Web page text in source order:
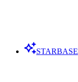
STARBASE